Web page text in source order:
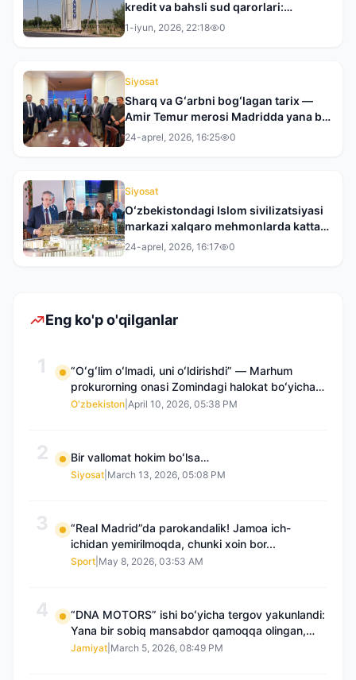
kredit va bahsli sud qarorlari:
Xorazmdagi mojaro nega haligacha
1-iyun, 2026, 22:18 0
Siyosat
Sharq va Gʻarbni bogʻlagan tarix —
Amir Temur merosi Madridda yana bir
bor dunyo eʼtiborida
24-aprel, 2026, 16:25 0
Siyosat
Oʻzbekistondagi Islom sivilizatsiyasi
markazi xalqaro mehmonlarda katta
taassurot qoldirdi
24-aprel, 2026, 16:17 0
Eng ko'p o'qilganlar
1
“Oʻgʻlim oʻlmadi, uni oʻldirishdi” — Marhum
prokurorning onasi Zomindagi halokat boʻyicha
qayta tergov talab qilmoqda
O'zbekiston April 10, 2026, 05:38 PM
2 Bir vallomat hokim boʻlsa…
Siyosat March 13, 2026, 05:08 PM
3
“Real Madrid”da parokandalik! Jamoa ich-
ichidan yemirilmoqda, chunki xoin bor...
Sport May 8, 2026, 03:53 AM
4
“DNA MOTORS” ishi boʻyicha tergov yakunlandi:
Yana bir sobiq mansabdor qamoqqa olingan,
Saidnazirxanovaning “zami” gʻoyib boʻlgan
Jamiyat March 5, 2026, 08:49 PM